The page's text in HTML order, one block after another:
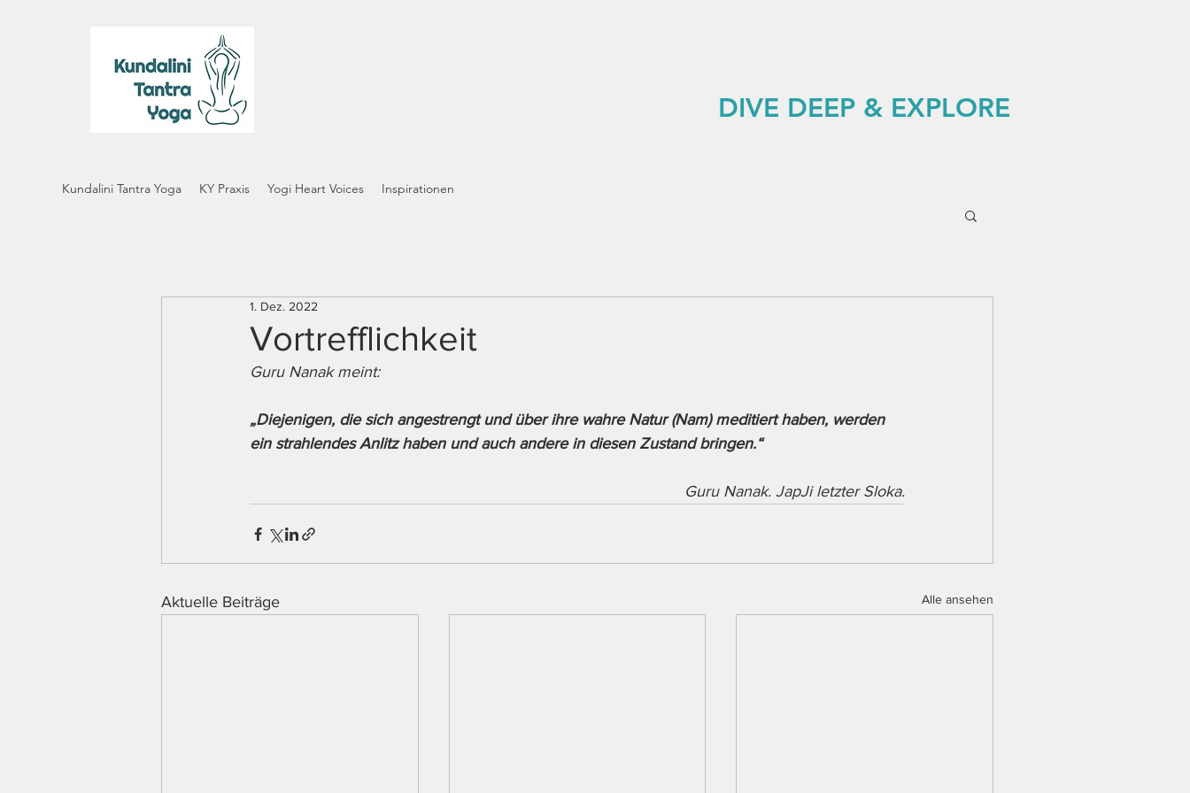
DIVE DEEP & EXPLORE
Kundalini Tantra Yoga KY Praxis Yogi Heart Voices Inspirationen
Vortrefflichkeit
1. Dez. 2022
Guru Nanak meint:
„Diejenigen, die sich angestrengt und über ihre wahre Natur (Nam) meditiert haben, werden
ein strahlendes Anlitz haben und auch andere in diesen Zustand bringen.“
Guru Nanak. JapJi letzter Sloka.
Aktuelle Beiträge Alle ansehen